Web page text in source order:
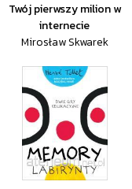
Twój pierwszy milion w
internecie
Mirosław Skwarek